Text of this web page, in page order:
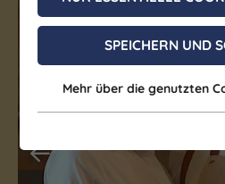
SPEICHERN UND
Mehr über die genutzten